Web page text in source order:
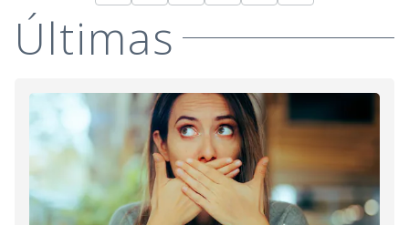
Últimas